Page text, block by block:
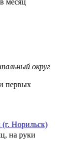
месяц
округ
первых
Норильск)
на руки